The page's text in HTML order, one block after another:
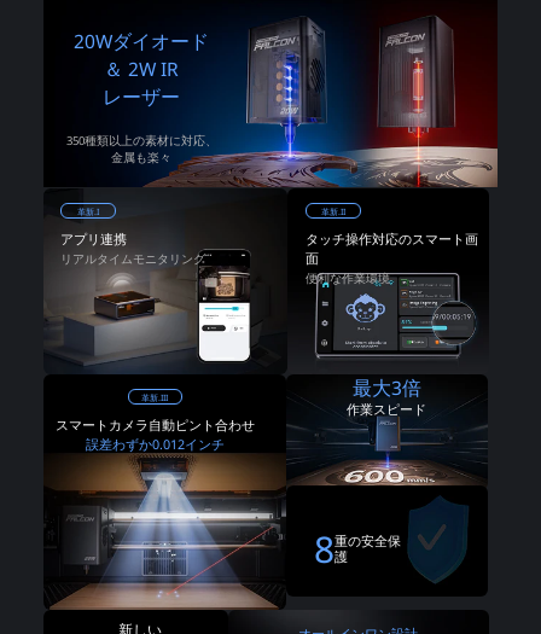
20Wダイオード
＆ 2W IR
レーザー
350種類以上の素材に対応、
金属も楽々
革新.I
アプリ連携
リアルタイムモニタリング
革新.II
タッチ操作対応のスマート画
面
便利な作業環境
革新.III
スマートカメラ自動ピント合わせ
誤差わずか0.012インチ
最大3倍
作業スピード
8重の安全保
護
新しい